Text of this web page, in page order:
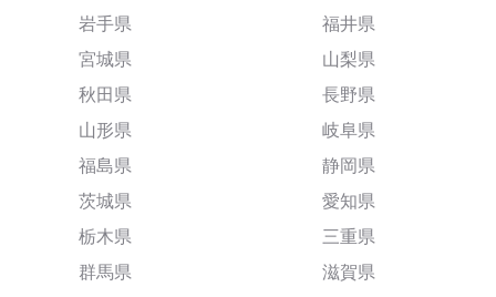
岩手県
宮城県
秋田県
山形県
福島県
茨城県
栃木県
群馬県
福井県
山梨県
長野県
岐阜県
静岡県
愛知県
三重県
滋賀県